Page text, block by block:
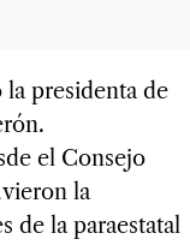
la presidenta de
el Consejo
la
de la paraestatal